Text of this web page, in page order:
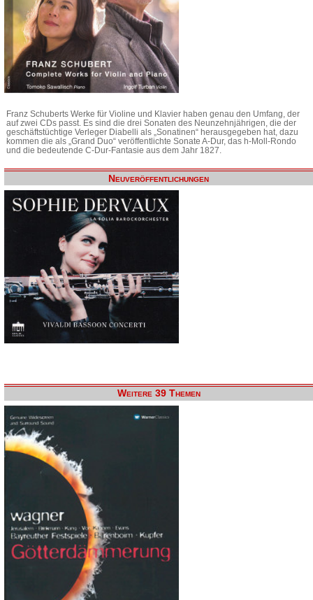
Franz Schuberts Werke für Violine und Klavier haben genau den Umfang, der
auf zwei CDs passt. Es sind die drei Sonaten des Neunzehnjährigen, die der
geschäftstüchtige Verleger Diabelli als „Sonatinen“ herausgegeben hat, dazu
kommen die als „Grand Duo“ veröffentlichte Sonate A-Dur, das h-Moll-Rondo
und die bedeutende C-Dur-Fantasie aus dem Jahr 1827.
Neuveröffentlichungen
Weitere 39 Themen